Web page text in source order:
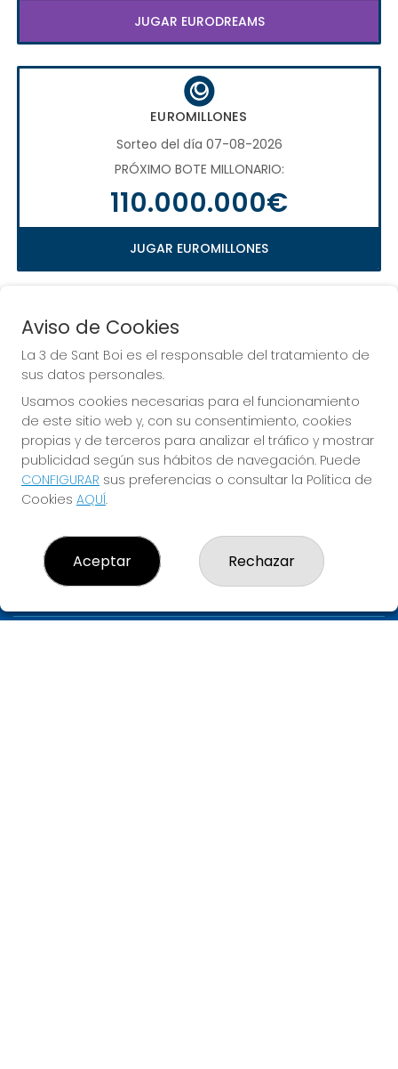
JUGAR EURODREAMS
EUROMILLONES
Sorteo del día 07-08-2026
PRÓXIMO BOTE MILLONARIO:
110.000.000€
JUGAR EUROMILLONES
Sorteo del día 06-08-2026
PRÓXIMO BOTE MILLONARIO:
700.000€
JUGAR BONOLOTO
Aviso de Cookies
La 3 de Sant Boi es el responsable del tratamiento de
sus datos personales.
Usamos cookies necesarias para el funcionamiento
de este sitio web y, con su consentimiento, cookies
propias y de terceros para analizar el tráfico y mostrar
publicidad según sus hábitos de navegación. Puede
CONFIGURAR sus preferencias o consultar la Política de
Cookies AQUÍ.
Aceptar Rechazar